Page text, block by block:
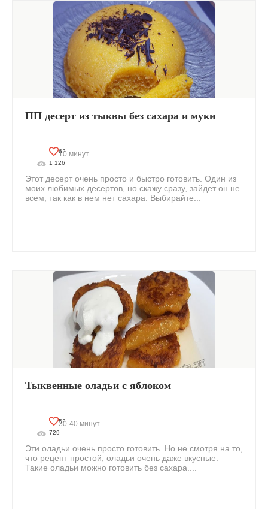
ПП десерт из тыквы без сахара и муки
62
10 минут
1 126
Этот десерт очень просто и быстро готовить. Один из
моих любимых десертов, но скажу сразу, зайдет он не
всем, так как в нем нет сахара. Выбирайте...
Тыквенные оладьи с яблоком
52
30-40 минут
729
Эти оладьи очень просто готовить. Но не смотря на то,
что рецепт простой, оладьи очень даже вкусные.
Такие оладьи можно готовить без сахара....